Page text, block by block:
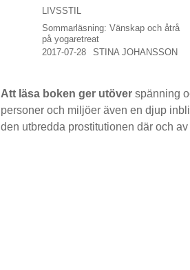
LIVSSTIL
Sommarläsning: Vänskap och åtrå
på yogaretreat
2017-07-28
STINA JOHANSSON
Att läsa boken ger utöver spänning
personer och miljöer även en djup
den utbredda prostitutionen där och